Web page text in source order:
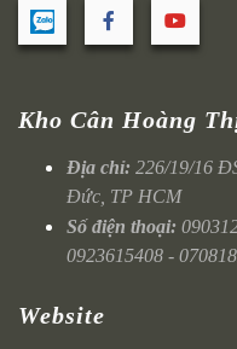
Kho Cân Hoàng
Địa chỉ: 226/19/16
Đức, TP HCM
Số điện thoại:
0923615408 -
Website